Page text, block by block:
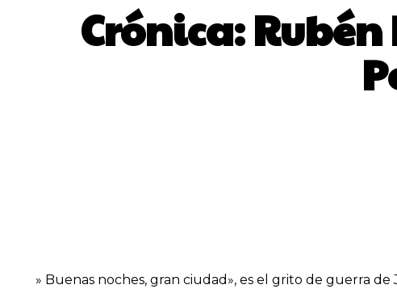
Crónica:
» Buenas noches, gran ciudad», es el grito de guerra